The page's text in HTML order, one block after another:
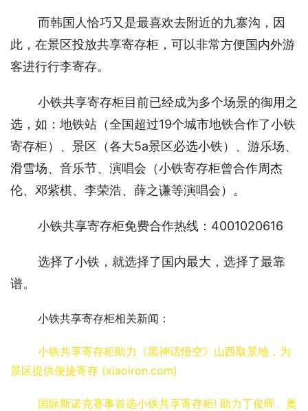
而韩国人恰巧又是最喜欢去附近的九寨沟，因
此，在景区投放共享寄存柜，可以非常方便国内外游
客进行行李寄存。
小铁共享寄存柜目前已经成为多个场景的御用之
选，如：地铁站（全国超过19个城市地铁合作了小铁
寄存柜）、景区（各大5a景区必选小铁）、游乐场、
滑雪场、音乐节、演唱会（小铁寄存柜曾合作周杰
伦、邓紫棋、李荣浩、薛之谦等演唱会）。
小铁共享寄存柜免费合作热线：4001020616
选择了小铁，就选择了国内最大，选择了最靠
谱。
小铁共享寄存柜相关新闻：
小铁共享寄存柜助力《黑神话悟空》山西取景地，为
景区提供便捷寄存 (xiaoiron.com)
国际斯诺克赛事首选小铁共享寄存柜! 助力丁俊晖、奥